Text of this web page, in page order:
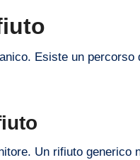
Esiste un
Un rifiuto